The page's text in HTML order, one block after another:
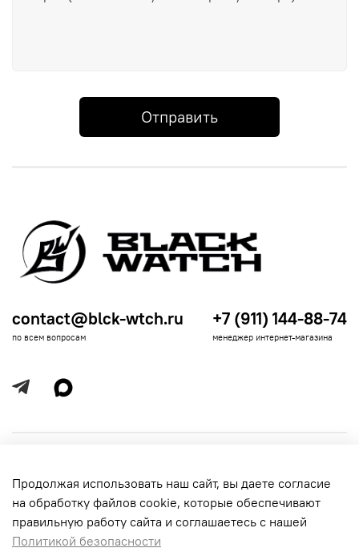
Отправить
Информация для покупателей
contact@blck-wtch.ru
по всем вопросам
+7 (911) 144-88-74
менеджер интернет-магазина
Продолжая использовать наш сайт, вы даете согласие
на обработку файлов cookie, которые обеспечивают
правильную работу сайта и соглашаетесь с нашей
Политикой безопасности
обработки